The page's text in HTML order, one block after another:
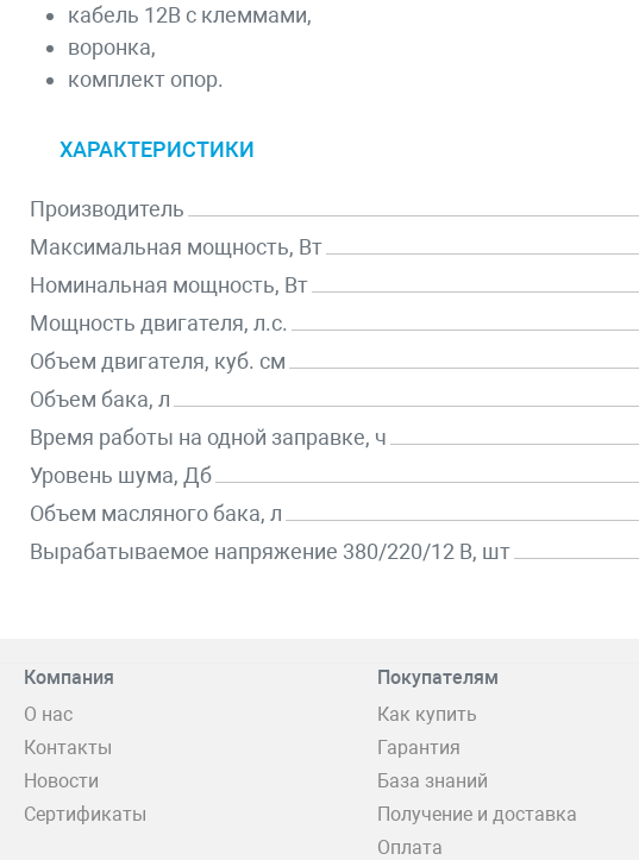
кабель 12В с клеммами,
воронка,
комплект опор.
ХАРАКТЕРИСТИКИ
Производитель
Максимальная мощность, Вт
Номинальная мощность, Вт
Мощность двигателя, л.с.
Объем двигателя, куб. см
Объем бака, л
Время работы на одной заправке, ч
Уровень шума, Дб
Объем масляного бака, л
Вырабатываемое напряжение 380/220/12 В, шт
Компания
О нас
Контакты
Новости
Сертификаты
Покупателям
Как купить
Гарантия
База знаний
Получение и доставка
Оплата